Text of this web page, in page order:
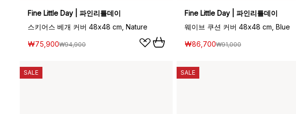
Fine Little Day | 파인리틀데이
스키어스 베개 커버 48x48 cm, Nature
₩75,900₩94,900
Fine Little Day | 파인리틀데이
웨이브 쿠션 커버 48x48 cm, Blue
₩86,700₩91,000
SALE SALE